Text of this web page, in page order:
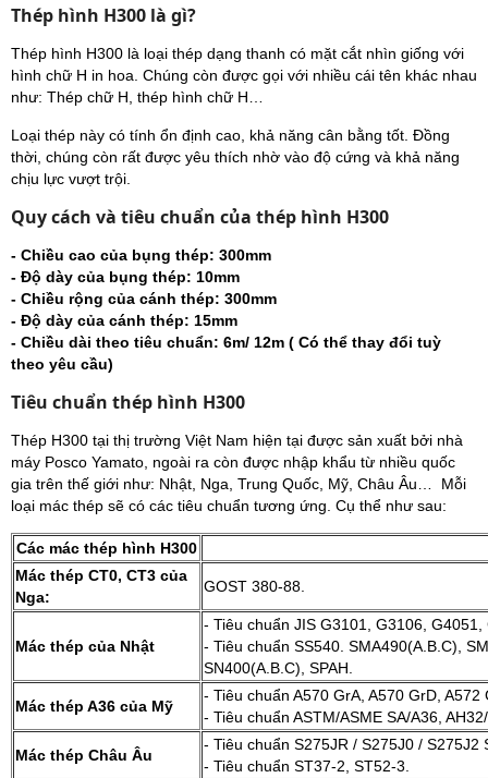
Thép hình H300 là gì?
Thép hình H300 là loại thép dạng thanh có mặt cắt nhìn giống với
hình chữ H in hoa. Chúng còn được gọi với nhiều cái tên khác nhau
như: Thép chữ H, thép hình chữ H…
Loại thép này có tính ổn định cao, khả năng cân bằng tốt. Đồng
thời, chúng còn rất được yêu thích nhờ vào độ cứng và khả năng
chịu lực vượt trội.
Quy cách và tiêu chuẩn của thép hình H300
- Chiều cao của bụng thép: 300mm
- Độ dày của bụng thép: 10mm
- Chiều rộng của cánh thép: 300mm
- Độ dày của cánh thép: 15mm
- Chiều dài theo tiêu chuẩn: 6m/ 12m ( Có thể thay đổi tuỳ
theo yêu cầu)
Tiêu chuẩn thép hình H300
Thép H300 tại thị trường Việt Nam hiện tại được sản xuất bởi nhà
máy Posco Yamato, ngoài ra còn được nhập khẩu từ nhiều quốc
gia trên thế giới như: Nhật, Nga, Trung Quốc, Mỹ, Châu Âu… Mỗi
loại mác thép sẽ có các tiêu chuẩn tương ứng. Cụ thể như sau:
Các mác thép hình H300
Mác thép CT0, CT3 của
Nga:
GOST 380-88.
Mác thép của Nhật
- Tiêu chuẩn JIS G3101, G3106,
- Tiêu chuẩn SS540. SMA490(A.B.C),
SN400(A.B.C), SPAH.
Mác thép A36 của Mỹ
- Tiêu chuẩn A570 GrA, A570 GrD,
- Tiêu chuẩn ASTM/ASME SA/A36,
Mác thép Châu Âu
- Tiêu chuẩn S275JR / S275J0 /
- Tiêu chuẩn ST37-2, ST52-3.